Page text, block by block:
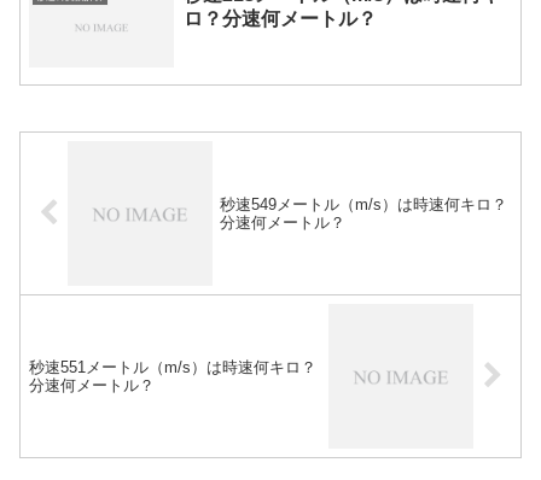
ロ？分速何メートル？
秒速549メートル（m/s）は時速何キロ？
分速何メートル？
秒速551メートル（m/s）は時速何キロ？
分速何メートル？